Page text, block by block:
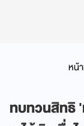
หน้
ทบทวนสิทธิ '